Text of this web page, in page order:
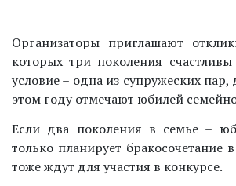
Организаторы приглашают
которых три поколения
условие – одна из супружеских пар,
этом году отмечают юбилей
Если два поколения в семье –
только планирует бракосочетание
тоже ждут для участия в конкурсе.